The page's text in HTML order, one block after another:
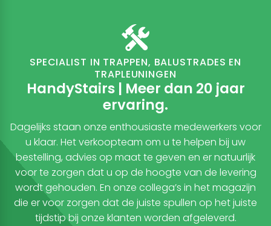
SPECIALIST IN TRAPPEN, BALUSTRADES EN
TRAPLEUNINGEN
HandyStairs | Meer dan 20 jaar
ervaring.
Dagelijks staan onze enthousiaste medewerkers voor
u klaar. Het verkoopteam om u te helpen bij uw
bestelling, advies op maat te geven en er natuurlijk
voor te zorgen dat u op de hoogte van de levering
wordt gehouden. En onze collega’s in het magazijn
die er voor zorgen dat de juiste spullen op het juiste
tijdstip bij onze klanten worden afgeleverd.